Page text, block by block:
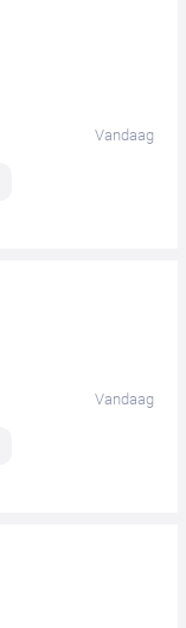
Vandaag
Vandaag